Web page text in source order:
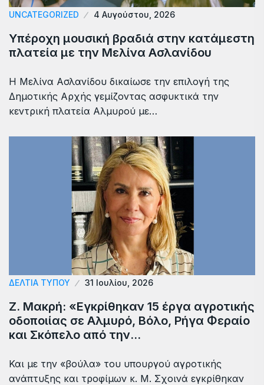
UNCATEGORIZED 4 Αυγούστου, 2026
Υπέροχη μουσική βραδιά στην κατάμεστη
πλατεία με την Μελίνα Ασλανίδου
Η Μελίνα Ασλανίδου δικαίωσε την επιλογή της
Δημοτικής Αρχής γεμίζοντας ασφυκτικά την
κεντρική πλατεία Αλμυρού με…
ΔΕΛΤΙΑ ΤΥΠΟΥ 31 Ιουλίου, 2026
Ζ. Μακρή: «Εγκρίθηκαν 15 έργα αγροτικής
οδοποιίας σε Αλμυρό, Βόλο, Ρήγα Φεραίο
και Σκόπελο από την…
Και με την «βούλα» του υπουργού αγροτικής
ανάπτυξης και τροφίμων κ. Μ. Σχοινά εγκρίθηκαν